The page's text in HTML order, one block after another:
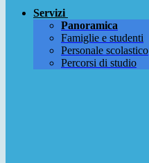
Servizi
Panoramica
Famiglie e studenti
Personale scolastico
Percorsi di studio